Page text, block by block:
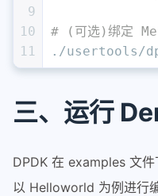
9
10
11
# (可选)绑定
./usertools/
三、运行
DPDK 在 examples 文
以 Helloworld 为例进行编